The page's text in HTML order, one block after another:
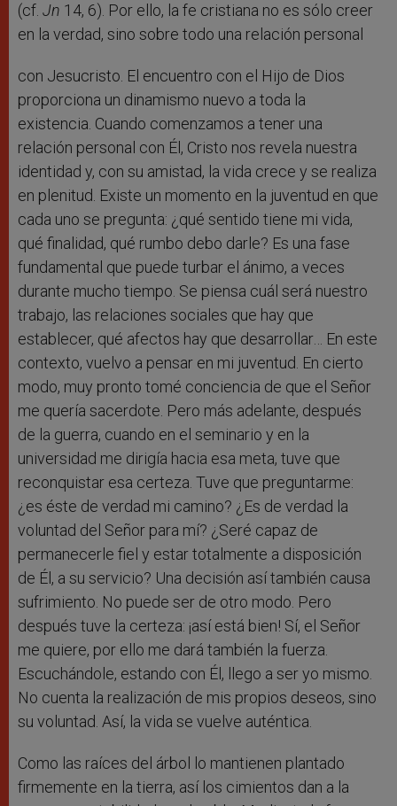
(cf. Jn 14, 6). Por ello, la fe cristiana no es sólo creer
en la verdad, sino sobre todo una relación personal
con Jesucristo. El encuentro con el Hijo de Dios
proporciona un dinamismo nuevo a toda la
existencia. Cuando comenzamos a tener una
relación personal con Él, Cristo nos revela nuestra
identidad y, con su amistad, la vida crece y se realiza
en plenitud. Existe un momento en la juventud en que
cada uno se pregunta: ¿qué sentido tiene mi vida,
qué finalidad, qué rumbo debo darle? Es una fase
fundamental que puede turbar el ánimo, a veces
durante mucho tiempo. Se piensa cuál será nuestro
trabajo, las relaciones sociales que hay que
establecer, qué afectos hay que desarrollar… En este
contexto, vuelvo a pensar en mi juventud. En cierto
modo, muy pronto tomé conciencia de que el Señor
me quería sacerdote. Pero más adelante, después
de la guerra, cuando en el seminario y en la
universidad me dirigía hacia esa meta, tuve que
reconquistar esa certeza. Tuve que preguntarme:
¿es éste de verdad mi camino? ¿Es de verdad la
voluntad del Señor para mí? ¿Seré capaz de
permanecerle fiel y estar totalmente a disposición
de Él, a su servicio? Una decisión así también causa
sufrimiento. No puede ser de otro modo. Pero
después tuve la certeza: ¡así está bien! Sí, el Señor
me quiere, por ello me dará también la fuerza.
Escuchándole, estando con Él, llego a ser yo mismo.
No cuenta la realización de mis propios deseos, sino
su voluntad. Así, la vida se vuelve auténtica.
Como las raíces del árbol lo mantienen plantado
firmemente en la tierra, así los cimientos dan a la